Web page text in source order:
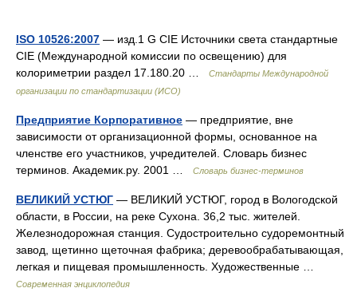
ISO 10526:2007 — изд.1 G CIE Источники света стандартные
CIE (Международной комиссии по освещению) для
колориметрии раздел 17.180.20 …
Стандарты Международной
организации по стандартизации (ИСО)
Предприятие Корпоративное — предприятие, вне
зависимости от организационной формы, основанное на
членстве его участников, учредителей. Словарь бизнес
терминов. Академик.ру. 2001 …
Словарь бизнес-терминов
ВЕЛИКИЙ УСТЮГ — ВЕЛИКИЙ УСТЮГ, город в Вологодской
области, в России, на реке Сухона. 36,2 тыс. жителей.
Железнодорожная станция. Судостроительно судоремонтный
завод, щетинно щеточная фабрика; деревообрабатывающая,
легкая и пищевая промышленность. Художественные …
Современная энциклопедия